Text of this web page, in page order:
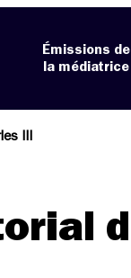
Émissions de
la médiatrice
III